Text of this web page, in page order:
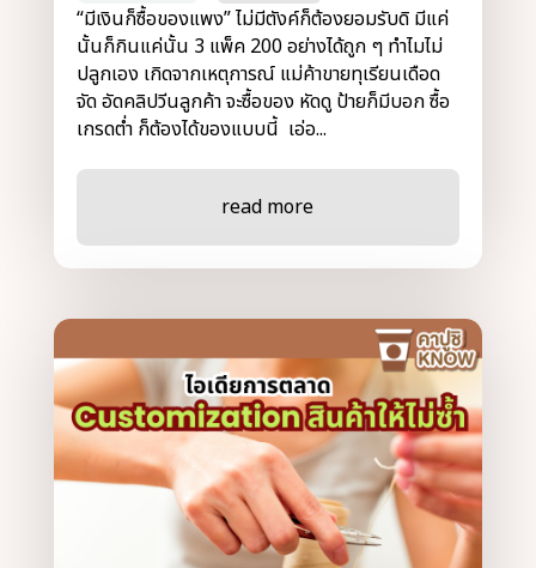
“มีเงินก็ซื้อของแพง” ไม่มีตังค์ก็ต้องยอมรับดิ มีแค่
นั้นก็กินแค่นั้น 3 แพ็ค 200 อย่างได้ถูก ๆ ทำไมไม่
ปลูกเอง เกิดจากเหตุการณ์ แม่ค้าขายทุเรียนเดือด
จัด อัดคลิปวีนลูกค้า จะซื้อของ หัดดู ป้ายก็มีบอก ซื้อ
เกรดต่ำ ก็ต้องได้ของแบบนี้ เอ่อ...
read more